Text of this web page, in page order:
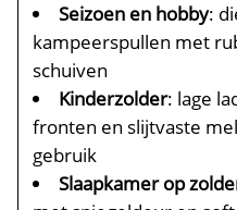
Seizoen en hobby:
kampeerspullen met
schuiven
Kinderzolder: lage
fronten en slijtvaste
gebruik
Slaapkamer op